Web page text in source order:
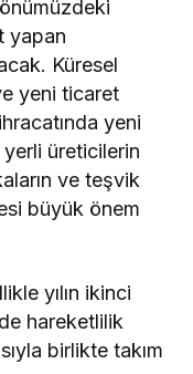
yapan
Küresel
yeni ticaret
yeni
üreticilerin
ve teşvik
büyük önem
yılın ikinci
hareketlilik
birlikte takım